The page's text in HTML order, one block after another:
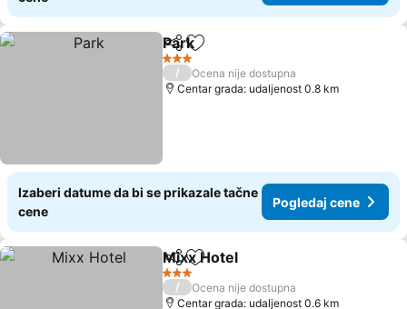
Deli Dodati u favorite
Park
3 Zvezdice
/
Ocena nije dostupna
Centar grada: udaljenost 0.8 km
Izaberi datume da bi se prikazale tačne
cene
Pogledaj cene
Deli Dodati u favorite
Mixx Hotel
3 Zvezdice
/
Ocena nije dostupna
Centar grada: udaljenost 0.6 km